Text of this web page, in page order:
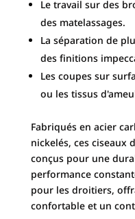
Le travail sur des
des matelassages.
La séparation de
des finitions
Les coupes sur
ou les tissus
Fabriqués en acier
nickelés, ces ciseaux
conçus pour une
performance
pour les droitiers,
confortable et un